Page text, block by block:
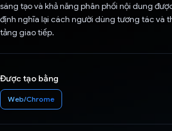
sáng tạo và khả năng phân phối nội dung
định nghĩa lại cách người dùng tương tác và
tảng giao tiếp.
Được tạo bằng
Web/Chrome